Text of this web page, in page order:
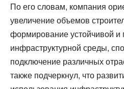
По его словам, компания
увеличение объемов
формирование устойчивой и
инфраструктурной среды,
подключение различных
также подчеркнул, что